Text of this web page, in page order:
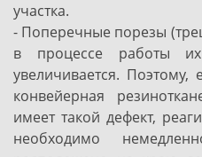
участка.
- Поперечные порезы
в процессе работы
увеличивается. Поэтому,
конвейерная
имеет такой дефект,
необходимо